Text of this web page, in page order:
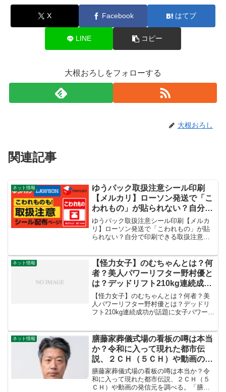
X Facebook はてブ
LINE コピー
大根おろしをフォローする
大根おろし
関連記事
ネット情報
ゆうパック取扱注意シール印刷
【メルカリ】ローソン発送で「こ
われもの」が貼られない？自分で
印刷できる取扱注意シール印刷ペ
ージ！
ゆうパック取扱注意シール印刷【メルカ
リ】ローソン発送で「こわれもの」が貼
られない？自分で印刷できる取扱注意シ
ビニからゆうパック発送する方は多いと
思います。でもこんな経験...
ネット情報
【怪力女子】のむちゃんとは？何
者？美人パワーリフター野村優と
は？デッドリフト210kg連続成功
が話題に
【怪力女子】のむちゃんとは？何者？美
人パワーリフター野村優とは？デッドリ
フト210kg連続成功が話題に女子パワーリ
開し、大きな注目を集めている。2024年
の全日本...
ネット情報
膳藤家葬儀式場の看板の噂は本当
か？令和に入って現れた都市伝
説、２ＣＨ（５ＣＨ）や動画の発
信元を調べる。「膳藤」の名字は
実在するのか？
膳藤家葬儀式場の看板の噂は本当か？令
和に入って現れた都市伝説、２ＣＨ（５
ＣＨ）や動画の発信元を調べる。「膳